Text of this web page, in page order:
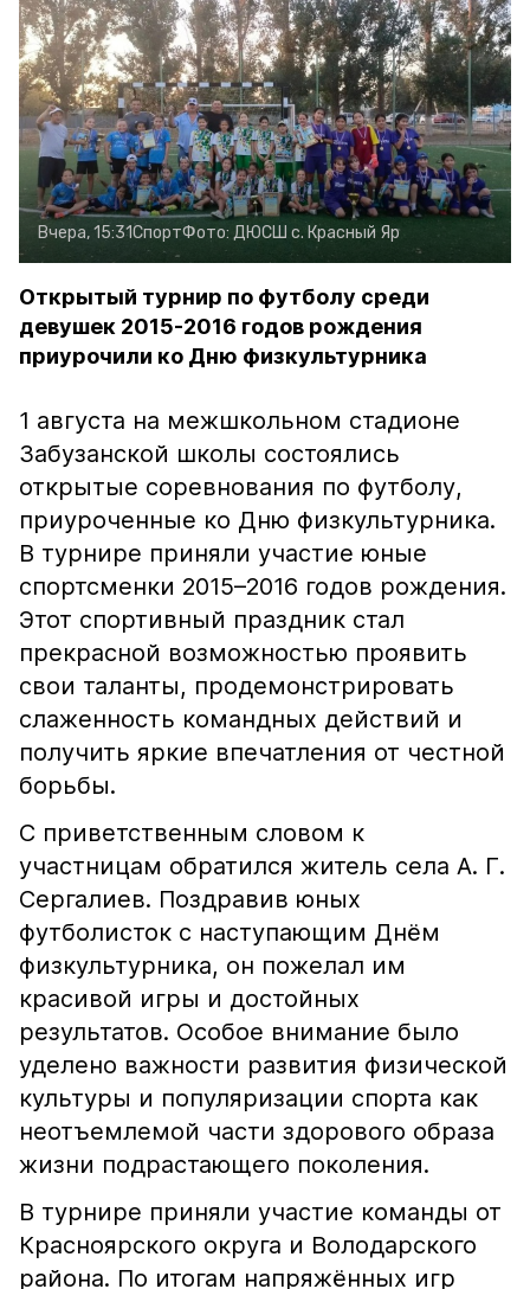
Вчера, 15:31СпортФото: ДЮСШ с. Красный Яр
Открытый турнир по футболу среди
девушек 2015-2016 годов рождения
приурочили ко Дню физкультурника
1 августа на межшкольном стадионе
Забузанской школы состоялись
открытые соревнования по футболу,
приуроченные ко Дню физкультурника.
В турнире приняли участие юные
спортсменки 2015–2016 годов рождения.
Этот спортивный праздник стал
прекрасной возможностью проявить
свои таланты, продемонстрировать
слаженность командных действий и
получить яркие впечатления от честной
борьбы.
С приветственным словом к
участницам обратился житель села А. Г.
Сергалиев. Поздравив юных
футболисток с наступающим Днём
физкультурника, он пожелал им
красивой игры и достойных
результатов. Особое внимание было
уделено важности развития физической
культуры и популяризации спорта как
неотъемлемой части здорового образа
жизни подрастающего поколения.
В турнире приняли участие команды от
Красноярского округа и Володарского
района. По итогам напряжённых игр